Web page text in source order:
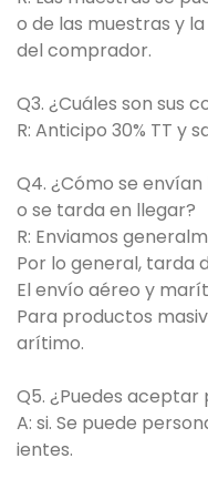
o de las muestras y
del comprador.
Q3. ¿Cuáles son sus
R: Anticipo 30% TT y
Q4. ¿Cómo se
o se tarda en llegar?
R: Enviamos
Por lo general, tarda
El envío aéreo y
Para productos
arítimo.
Q5. ¿Puedes aceptar
A: si. Se puede
ientes.